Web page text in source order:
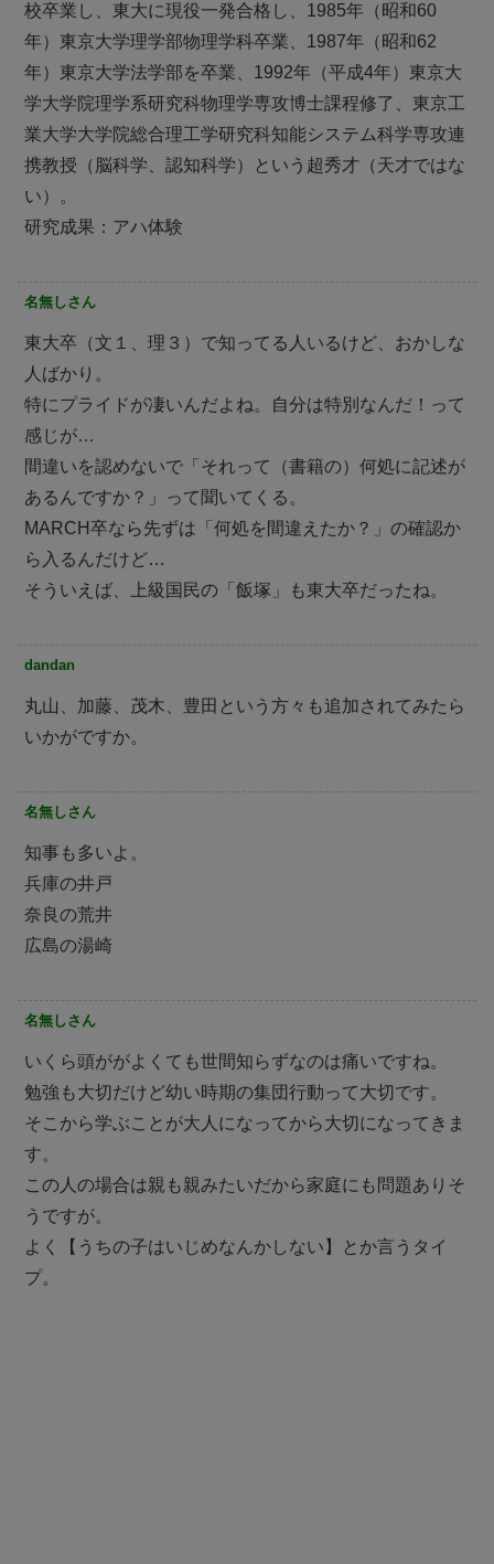
校卒業し、東大に現役一発合格し、1985年（昭和60
年）東京大学理学部物理学科卒業、1987年（昭和62
年）東京大学法学部を卒業、1992年（平成4年）東京大
学大学院理学系研究科物理学専攻博士課程修了、東京工
業大学大学院総合理工学研究科知能システム科学専攻連
携教授（脳科学、認知科学）という超秀才（天才ではな
い）。
研究成果：アハ体験
名無しさん
東大卒（文１、理３）で知ってる人いるけど、おかしな
人ばかり。
特にプライドが凄いんだよね。自分は特別なんだ！って
感じが…
間違いを認めないで「それって（書籍の）何処に記述が
あるんですか？」って聞いてくる。
MARCH卒なら先ずは「何処を間違えたか？」の確認か
ら入るんだけど…
そういえば、上級国民の「飯塚」も東大卒だったね。
dandan
丸山、加藤、茂木、豊田という方々も追加されてみたら
いかがですか。
名無しさん
知事も多いよ。
兵庫の井戸
奈良の荒井
広島の湯崎
名無しさん
いくら頭ががよくても世間知らずなのは痛いですね。
勉強も大切だけど幼い時期の集団行動って大切です。
そこから学ぶことが大人になってから大切になってきま
す。
この人の場合は親も親みたいだから家庭にも問題ありそ
うですが。
よく【うちの子はいじめなんかしない】とか言うタイ
プ。